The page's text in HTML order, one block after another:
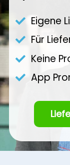
Eigene
Für
Keine
App